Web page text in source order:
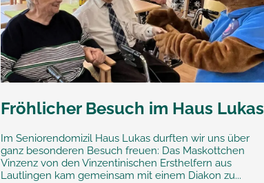
Fröhlicher Besuch im Haus Lukas
Im Seniorendomizil Haus Lukas durften wir uns über
ganz besonderen Besuch freuen: Das Maskottchen
Vinzenz von den Vinzentinischen Ersthelfern aus
Lautlingen kam gemeinsam mit einem Diakon zu...